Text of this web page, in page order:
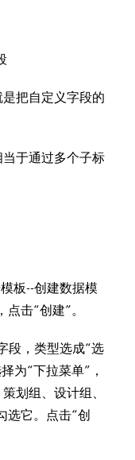
把自定义字段的
于通过多个子标
板--创建数据模
击“创建”。
段，类型选成“选
为“下拉菜单”，
划组、设计组、
选它。点击“创